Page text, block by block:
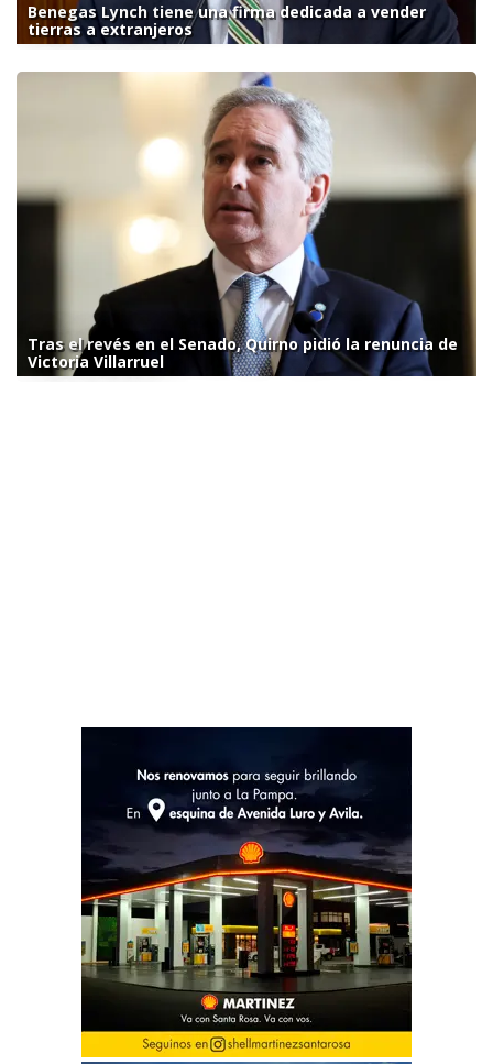
Benegas Lynch tiene una firma dedicada a vender
tierras a extranjeros
Tras el revés en el Senado, Quirno pidió la renuncia de
Victoria Villarruel